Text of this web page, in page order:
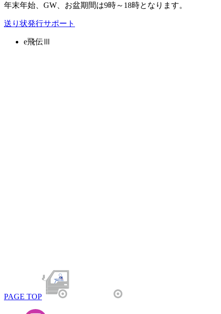
年末年始、GW、お盆期間は9時～18時となります。
送り状発行サポート
e飛伝Ⅲ
PAGE TOP